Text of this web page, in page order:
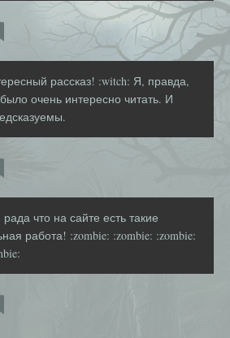
рассказ! :witch: Я, правда,
очень интересно читать. И
что на сайте есть такие
работа! :zombie: :zombie: :zombie: